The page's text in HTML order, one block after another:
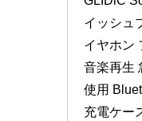
イッシュ
イヤホン
音楽再生
使用
充電ケー